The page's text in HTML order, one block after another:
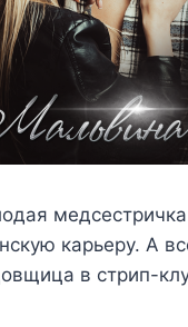
карьеру. А
в стрип-